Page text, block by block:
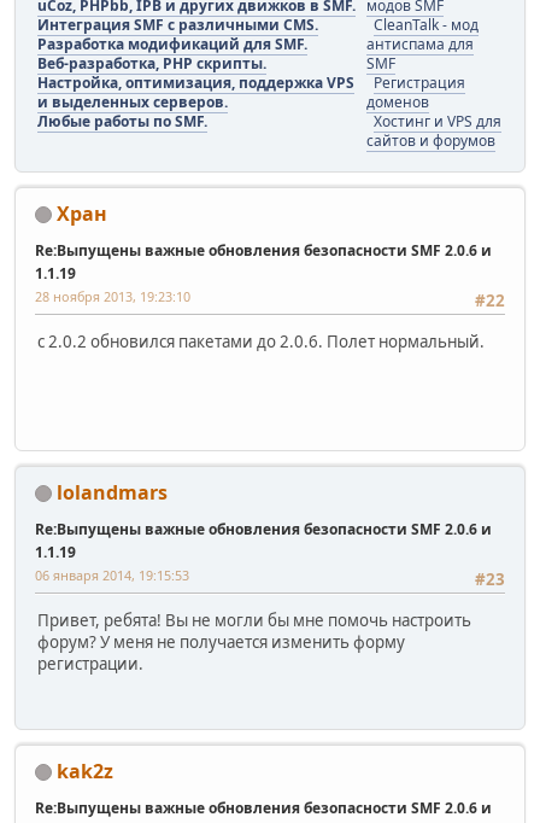
uCoz, PHPbb, IPB и других движков в SMF.
Интеграция SMF с различными CMS.
Разработка модификаций для SMF.
Веб-разработка, PHP скрипты.
Настройка, оптимизация, поддержка VPS
и выделенных серверов.
Любые работы по SMF.
модов SMF
CleanTalk - мод
антиспама для
SMF
Регистрация
доменов
Хостинг и VPS для
сайтов и форумов
Хран
Re:Выпущены важные обновления безопасности SMF 2.0.6 и
1.1.19
#22
28 ноября 2013, 19:23:10
c 2.0.2 обновился пакетами до 2.0.6. Полет нормальный.
lolandmars
Re:Выпущены важные обновления безопасности SMF 2.0.6 и
1.1.19
#23
06 января 2014, 19:15:53
Привет, ребята! Вы не могли бы мне помочь настроить
форум? У меня не получается изменить форму
регистрации.
kak2z
Re:Выпущены важные обновления безопасности SMF 2.0.6 и